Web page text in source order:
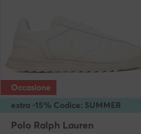
extra -15% Codice: SUMMER
Occasione
Polo Ralph Lauren